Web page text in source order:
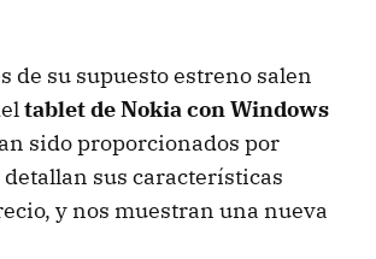
de su supuesto estreno salen
tablet de Nokia con Windows
sido proporcionados por
detallan sus características
y nos muestran una nueva